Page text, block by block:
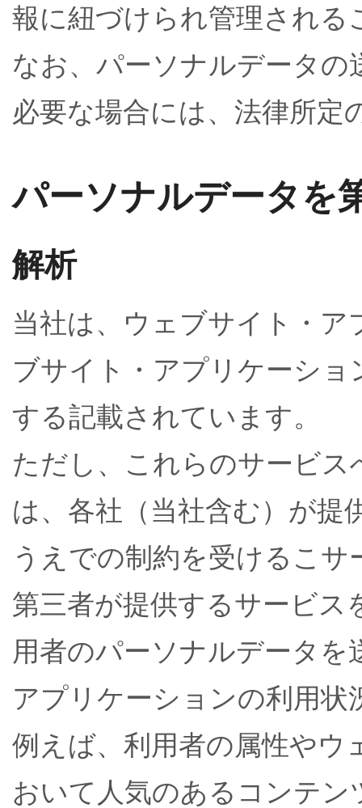
報に紐づけられ管理される
なお、パーソナルデータ
必要な場合には、法律所定
パーソナルデータを
解析
当社は、ウェブサイト・
ブサイト・アプリケーシ
する記載されています。
ただし、これらのサービ
は、各社（当社含む）が提
うえでの制約を受けるこ
第三者が提供するサービス
用者のパーソナルデータ
アプリケーションの利用状
例えば、利用者の属性やウ
おいて人気のあるコンテ